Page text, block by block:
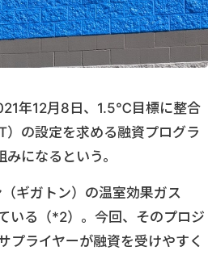
年12月8日、1.5℃目標に整合
）の設定を求める融資プログラ
になるという。
ギガトン）の温室効果ガス
いる（*2）。今回、そのプロジ
プライヤーが融資を受けやすく